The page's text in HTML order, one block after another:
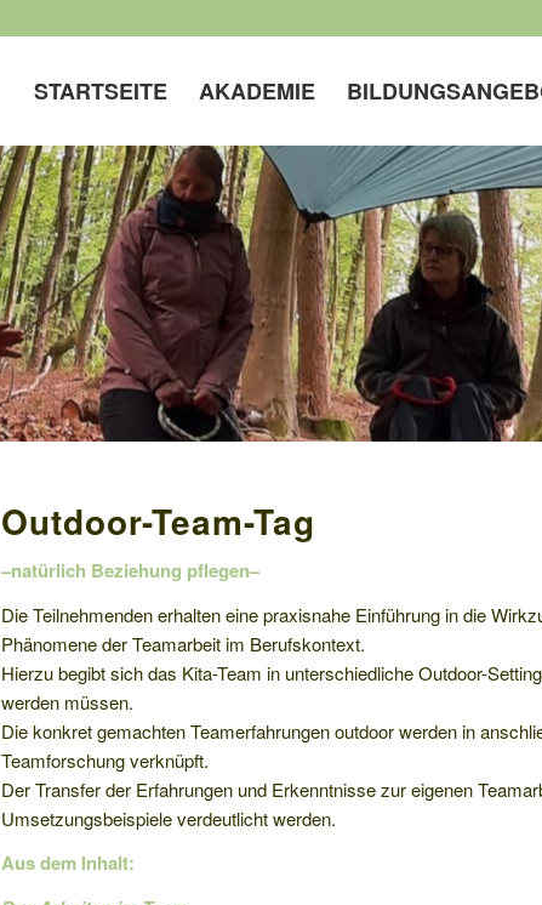
STARTSEITE AKADEMIE
Outdoor-Team-Tag
–natürlich Beziehung pflegen–
Die Teilnehmenden erhalten eine praxisnahe Einführung in die
Phänomene der Teamarbeit im Berufskontext.
Hierzu begibt sich das Kita-Team in unterschiedliche Outdoor-
werden müssen.
Die konkret gemachten Teamerfahrungen outdoor werden in
Teamforschung verknüpft.
Der Transfer der Erfahrungen und Erkenntnisse zur eigenen
Umsetzungsbeispiele verdeutlicht werden.
Aus dem Inhalt: